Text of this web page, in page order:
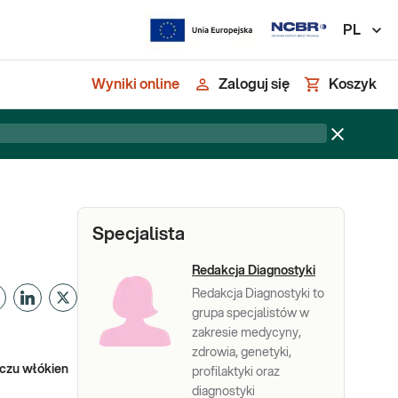
PL
Wyniki online Zaloguj się Koszyk
włókien
Specjalista
Redakcja Diagnostyki
Redakcja Diagnostyki to
grupa specjalistów w
zakresie medycyny,
zdrowia, genetyki,
profilaktyki oraz
diagnostyki